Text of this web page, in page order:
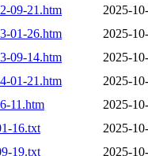
09-21.htm
2025-
01-26.htm
2025-
09-14.htm
2025-
01-21.htm
2025-
11.htm
2025-
16.txt
2025-
19.txt
2025-